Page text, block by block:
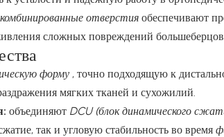
отверстия обеспечивают
сложных повреждений
форму , точно подходящую к
мягких тканей и сухожилий.
объединяют DCU (блок динамического
так и угловую стабильность во время